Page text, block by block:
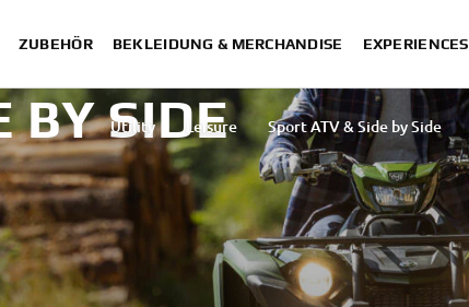
ZUBEHÖR BEKLEIDUNG & MERCHANDISE EXPERIENCES
Utility Leisure Sport ATV & Side by Side
BY SIDE